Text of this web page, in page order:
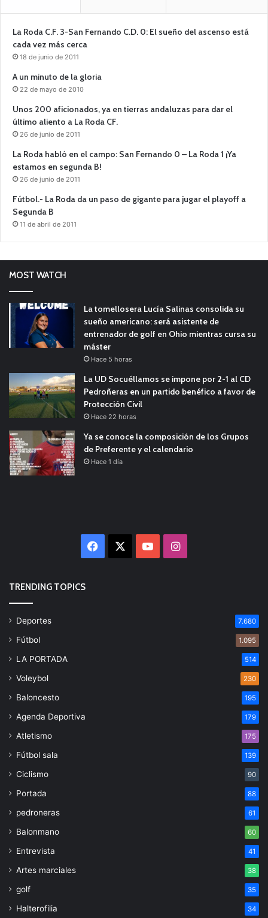
La Roda C.F. 3-San Fernando C.D. 0: El sueño del ascenso está
cada vez más cerca
18 de junio de 2011
A un minuto de la gloria
22 de mayo de 2010
Unos 200 aficionados, ya en tierras andaluzas para dar el
último aliento a La Roda CF.
26 de junio de 2011
La Roda habló en el campo: San Fernando 0 – La Roda 1 ¡Ya
estamos en segunda B!
26 de junio de 2011
Fútbol.- La Roda da un paso de gigante para jugar el playoff a
Segunda B
11 de abril de 2011
MOST WATCH
La tomellosera Lucía Salinas consolida su
sueño americano: será asistente de
entrenador de golf en Ohio mientras cursa su
máster
Hace 5 horas
La UD Socuéllamos se impone por 2-1 al CD
Pedroñeras en un partido benéfico a favor de
Protección Civil
Hace 22 horas
Ya se conoce la composición de los Grupos
de Preferente y el calendario
Hace 1 día
Facebook YouTubeInstagram
TRENDING TOPICS
Deportes 7.680
Fútbol 1.095
LA PORTADA 514
Voleybol 230
Baloncesto 195
Agenda Deportiva 179
Atletismo 175
Fútbol sala 139
Ciclismo 90
Portada 88
pedroneras 61
Balonmano 60
Entrevista 41
Artes marciales 38
golf 35
Halterofilia 34